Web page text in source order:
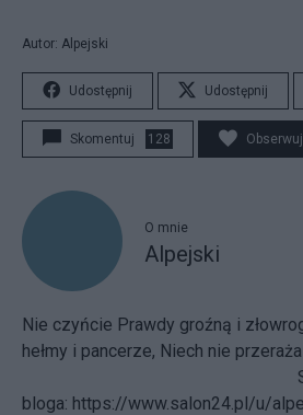
Autor: Alpejski
Udostępnij Udostępnij
Skomentuj 128
O mnie
Alpejski
Nie czyńcie Prawdy groźną i
hełmy i pancerze, Niech nie
Spis
bloga: https://www.salon24.pl/u/